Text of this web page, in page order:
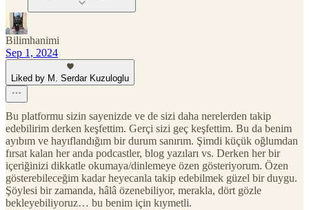
Bilimhanimi
Sep 1, 2024
Liked by M. Serdar Kuzuloglu
Bu platformu sizin sayenizde ve de sizi daha nerelerden takip
edebilirim derken keşfettim. Gerçi sizi geç keşfettim. Bu da benim
ayıbım ve hayıflandığım bir durum sanırım. Şimdi küçük oğlumdan
fırsat kalan her anda podcastler, blog yazıları vs. Derken her bir
içeriğinizi dikkatle okumaya/dinlemeye özen gösteriyorum. Özen
gösterebileceğim kadar heyecanla takip edebilmek güzel bir duygu.
Şöylesi bir zamanda, hâlâ özenebiliyor, merakla, dört gözle
bekleyebiliyoruz… bu benim için kıymetli.